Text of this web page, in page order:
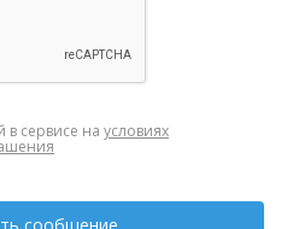
в сервисе на условиях